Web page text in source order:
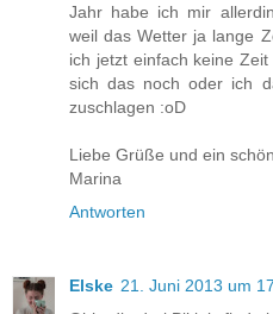
Jahr habe ich mir
weil das Wetter ja lange
ich jetzt einfach keine
sich das noch oder ich
zuschlagen :oD
Liebe Grüße und ein
Marina
Antworten
Elske 21. Juni 2013 um